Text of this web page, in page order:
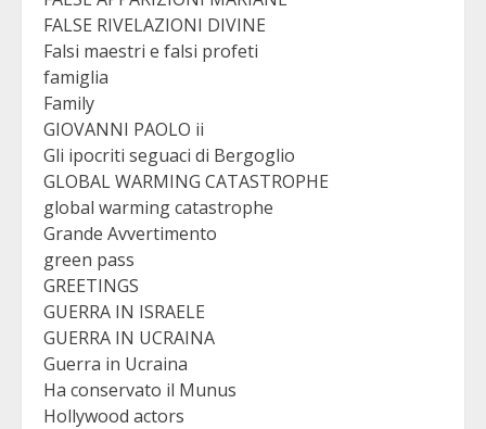
FALSE RIVELAZIONI DIVINE
Falsi maestri e falsi profeti
famiglia
Family
GIOVANNI PAOLO ii
Gli ipocriti seguaci di Bergoglio
GLOBAL WARMING CATASTROPHE
global warming catastrophe
Grande Avvertimento
green pass
GREETINGS
GUERRA IN ISRAELE
GUERRA IN UCRAINA
Guerra in Ucraina
Ha conservato il Munus
Hollywood actors